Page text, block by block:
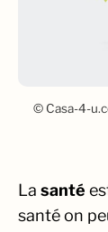
© Casa-4-
La santé
santé on